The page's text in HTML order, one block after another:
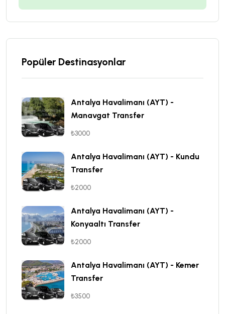
Popüler Destinasyonlar
Antalya Havalimanı (AYT) -
Manavgat Transfer
₺3000
Antalya Havalimanı (AYT) - Kundu
Transfer
₺2000
Antalya Havalimanı (AYT) -
Konyaaltı Transfer
₺2000
Antalya Havalimanı (AYT) - Kemer
Transfer
₺3500